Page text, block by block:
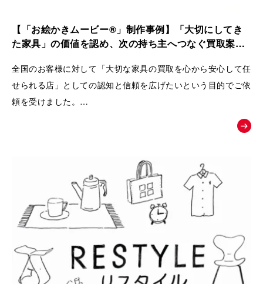
【「お絵かきムービー®」制作事例】「大切にしてき
た家具」の価値を認め、次の持ち主へつなぐ買取案内
全国のお客様に対して「大切な家具の買取を心から安心して任
せられる店」としての認知と信頼を広げたいという目的でご依
頼を受けました。
ただの中古品として買い叩くのではなく、家具が持つ歴史やお
りとおもてなしの姿勢を広く理解してもらうために動画が制作